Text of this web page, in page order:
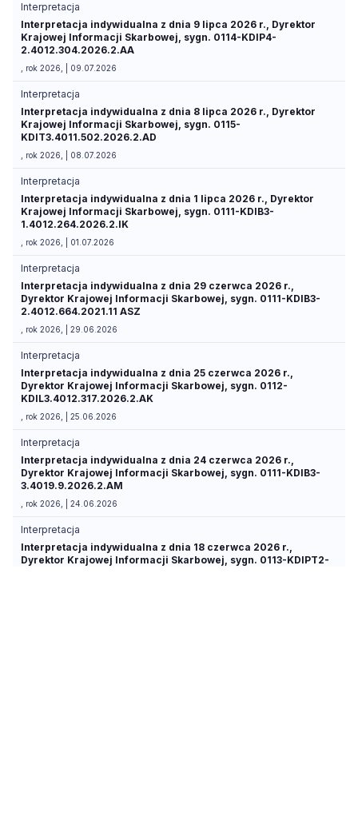
Interpretacja
Interpretacja indywidualna z dnia 9 lipca 2026 r., Dyrektor
Krajowej Informacji Skarbowej, sygn. 0114-KDIP4-
2.4012.304.2026.2.AA
, rok 2026, | 09.07.2026
Interpretacja
Interpretacja indywidualna z dnia 8 lipca 2026 r., Dyrektor
Krajowej Informacji Skarbowej, sygn. 0115-
KDIT3.4011.502.2026.2.AD
, rok 2026, | 08.07.2026
Interpretacja
Interpretacja indywidualna z dnia 1 lipca 2026 r., Dyrektor
Krajowej Informacji Skarbowej, sygn. 0111-KDIB3-
1.4012.264.2026.2.IK
, rok 2026, | 01.07.2026
Interpretacja
Interpretacja indywidualna z dnia 29 czerwca 2026 r.,
Dyrektor Krajowej Informacji Skarbowej, sygn. 0111-KDIB3-
2.4012.664.2021.11 ASZ
, rok 2026, | 29.06.2026
Interpretacja
Interpretacja indywidualna z dnia 25 czerwca 2026 r.,
Dyrektor Krajowej Informacji Skarbowej, sygn. 0112-
KDIL3.4012.317.2026.2.AK
, rok 2026, | 25.06.2026
Interpretacja
Interpretacja indywidualna z dnia 24 czerwca 2026 r.,
Dyrektor Krajowej Informacji Skarbowej, sygn. 0111-KDIB3-
3.4019.9.2026.2.AM
, rok 2026, | 24.06.2026
Interpretacja
Interpretacja indywidualna z dnia 18 czerwca 2026 r.,
Dyrektor Krajowej Informacji Skarbowej, sygn. 0113-KDIPT2-